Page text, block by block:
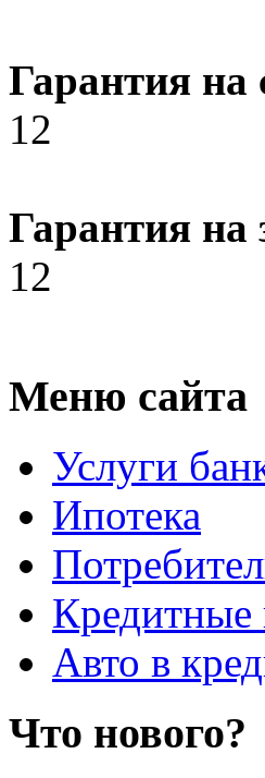
Гарантия на
12
Гарантия на
12
Меню сайта
Услуги
Ипотека
Кредитные
Авто в
Что нового?